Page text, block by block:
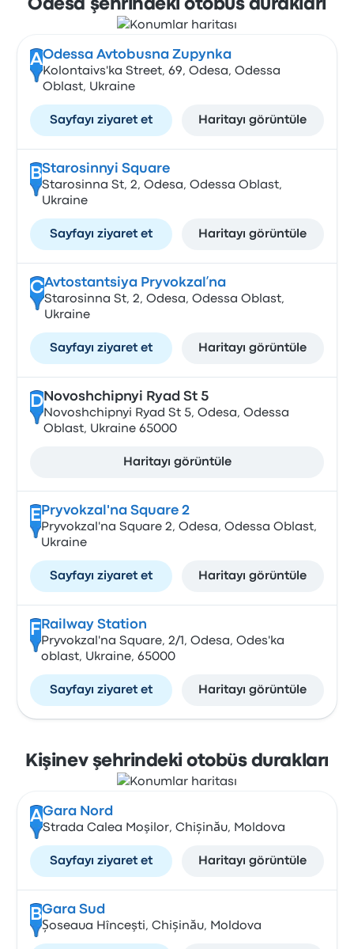
Odesa şehrindeki otobüs durakları
AOdessa Avtobusna Zupynka
Kolontaivs'ka Street, 69, Odesa, Odessa
Oblast, Ukraine
Sayfayı ziyaret et Haritayı görüntüle
BStarosinnyi Square
Starosinna St, 2, Odesa, Odessa Oblast,
Ukraine
Sayfayı ziyaret et Haritayı görüntüle
CAvtostantsiya Pryvokzalʹna
Starosinna St, 2, Odesa, Odessa Oblast,
Ukraine
Sayfayı ziyaret et Haritayı görüntüle
DNovoshchipnyi Ryad St 5
Novoshchipnyi Ryad St 5, Odesa, Odessa
Oblast, Ukraine 65000
Haritayı görüntüle
E Pryvokzal'na Square 2
Pryvokzal'na Square 2, Odesa, Odessa Oblast,
Ukraine
Sayfayı ziyaret et Haritayı görüntüle
F Railway Station
Pryvokzal'na Square, 2/1, Odesa, Odes'ka
oblast, Ukraine, 65000
Sayfayı ziyaret et Haritayı görüntüle
Kişinev şehrindeki otobüs durakları
AGara Nord
Strada Calea Moşilor, Chișinău, Moldova
Sayfayı ziyaret et Haritayı görüntüle
BGara Sud
Șoseaua Hînceşti, Chișinău, Moldova